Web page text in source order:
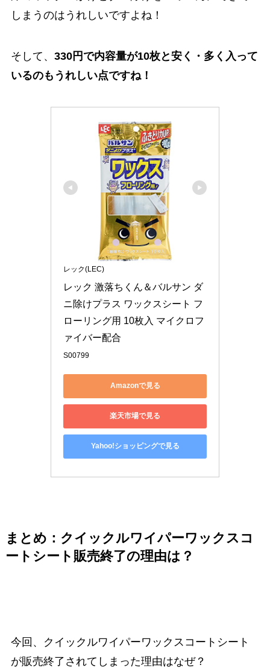
しまうのはうれしいですよね！
そして、 330円で内容量が10枚と安く・多く入って
いるのもうれしい点ですね！
レック(LEC)
レック 激落ちくん＆バルサン ダ
ニ除けプラス ワックスシート フ
ローリング用 10枚入 マイクロフ
ァイバー配合
S00799
Amazonで見る
楽天市場で見る
Yahoo!ショッピングで見る
まとめ：クイックルワイパーワックスコ
ートシート販売終了の理由は？
今回、クイックルワイパーワックスコートシート
が販売終了されてしまった理由はなぜ？